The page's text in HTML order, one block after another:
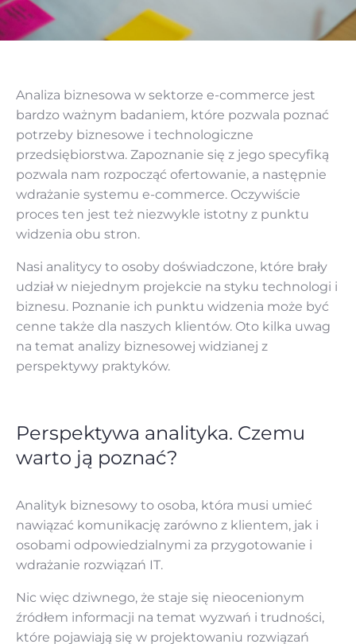
Analiza biznesowa w sektorze e-commerce jest
bardzo ważnym badaniem, które pozwala poznać
potrzeby biznesowe i technologiczne
przedsiębiorstwa. Zapoznanie się z jego specyfiką
pozwala nam rozpocząć ofertowanie, a następnie
wdrażanie systemu e-commerce. Oczywiście
proces ten jest też niezwykle istotny z punktu
widzenia obu stron.
Nasi analitycy to osoby doświadczone, które brały
udział w niejednym projekcie na styku technologi i
biznesu. Poznanie ich punktu widzenia może być
cenne także dla naszych klientów. Oto kilka uwag
na temat analizy biznesowej widzianej z
perspektywy praktyków.
Perspektywa analityka. Czemu
warto ją poznać?
Analityk biznesowy to osoba, która musi umieć
nawiązać komunikację zarówno z klientem, jak i
osobami odpowiedzialnymi za przygotowanie i
wdrażanie rozwiązań IT.
Nic więc dziwnego, że staje się nieocenionym
źródłem informacji na temat wyzwań i trudności,
które pojawiają się w projektowaniu rozwiązań